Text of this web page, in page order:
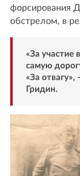
форсирования
обстрелом, в
«За участие
самую
«За
Гридин.